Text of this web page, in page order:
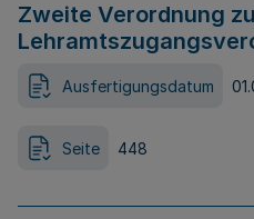
Zweite Verordnung
Ausfertigungsdatum
Seite 448